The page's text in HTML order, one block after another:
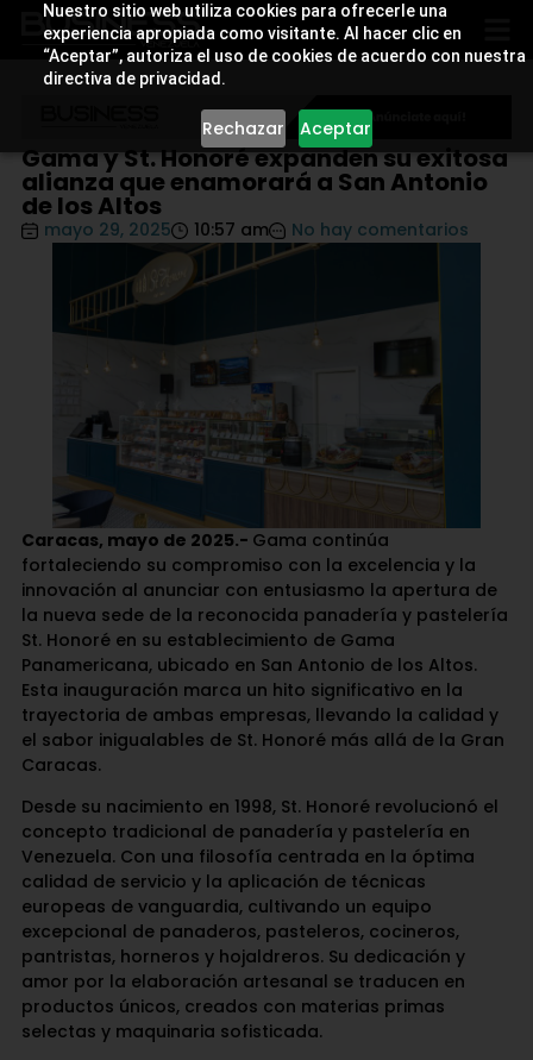
Nuestro sitio web utiliza cookies para ofrecerle una
experiencia apropiada como visitante. Al hacer clic en
“Aceptar”, autoriza el uso de cookies de acuerdo con nuestra
directiva de privacidad.
Rechazar Aceptar
Gama y St. Honoré expanden su exitosa
alianza que enamorará a San Antonio
de los Altos
mayo 29, 2025 10:57 am No hay comentarios
Caracas, mayo de 2025.- Gama continúa
fortaleciendo su compromiso con la excelencia y la
innovación al anunciar con entusiasmo la apertura de
la nueva sede de la reconocida panadería y pastelería
St. Honoré en su establecimiento de Gama
Panamericana, ubicado en San Antonio de los Altos.
Esta inauguración marca un hito significativo en la
trayectoria de ambas empresas, llevando la calidad y
el sabor inigualables de St. Honoré más allá de la Gran
Caracas.
Desde su nacimiento en 1998, St. Honoré revolucionó el
concepto tradicional de panadería y pastelería en
Venezuela. Con una filosofía centrada en la óptima
calidad de servicio y la aplicación de técnicas
europeas de vanguardia, cultivando un equipo
excepcional de panaderos, pasteleros, cocineros,
pantristas, horneros y hojaldreros. Su dedicación y
amor por la elaboración artesanal se traducen en
productos únicos, creados con materias primas
selectas y maquinaria sofisticada.